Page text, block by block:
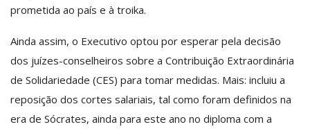
prometida ao país e à troika.
Ainda assim, o Executivo optou por esperar pela decisão
dos juízes-conselheiros sobre a Contribuição Extraordinária
de Solidariedade (CES) para tomar medidas. Mais: incluiu a
reposição dos cortes salariais, tal como foram definidos na
era de Sócrates, ainda para este ano no diploma com a